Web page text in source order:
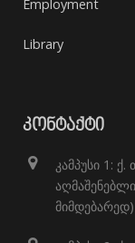
Employment
Library
ᲙᲝᲜᲢᲐᲥᲢᲘ
კამპუსი 1:
მიმდებარედ)